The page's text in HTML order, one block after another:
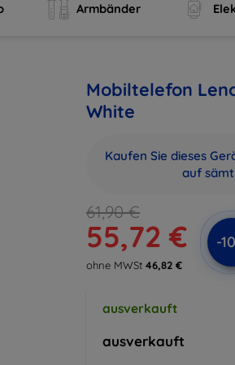
Armbänder
Mobiltelefon
White
Kaufen Sie dieses
auf
61,90 €
55,72 €
ohne MWSt 46,82 €
-
ausverkauft
ausverkauft